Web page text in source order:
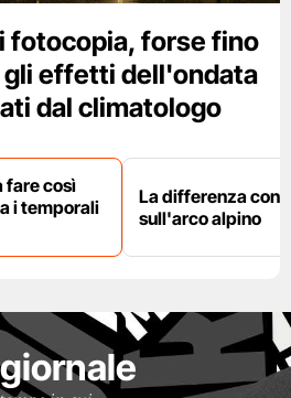
fotocopia, forse fino
gli effetti dell'ondata
dal climatologo
fare così
i temporali
La differenza con
sull'arco alpino